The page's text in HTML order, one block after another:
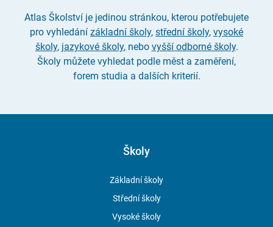
Atlas Školství je jedinou stránkou, kterou potřebujete
pro vyhledání základní školy, střední školy, vysoké
školy, jazykové školy, nebo vyšší odborné školy.
Školy můžete vyhledat podle měst a zaměření,
forem studia a dalších kriterií.
Školy
Základní školy
Střední školy
Vysoké školy